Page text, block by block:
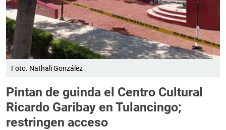
Foto. Nathali González
Pintan de guinda el Centro Cultural
Ricardo Garibay en Tulancingo;
restringen acceso